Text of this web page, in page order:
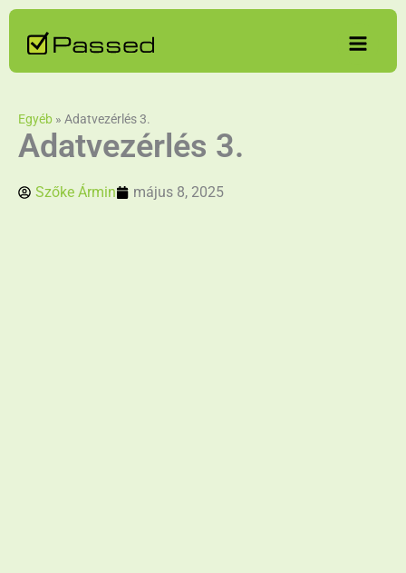
Skip
content
Egyéb » Adatvezérlés 3.
Adatvezérlés 3.
Szőke Ármin május 8, 2025